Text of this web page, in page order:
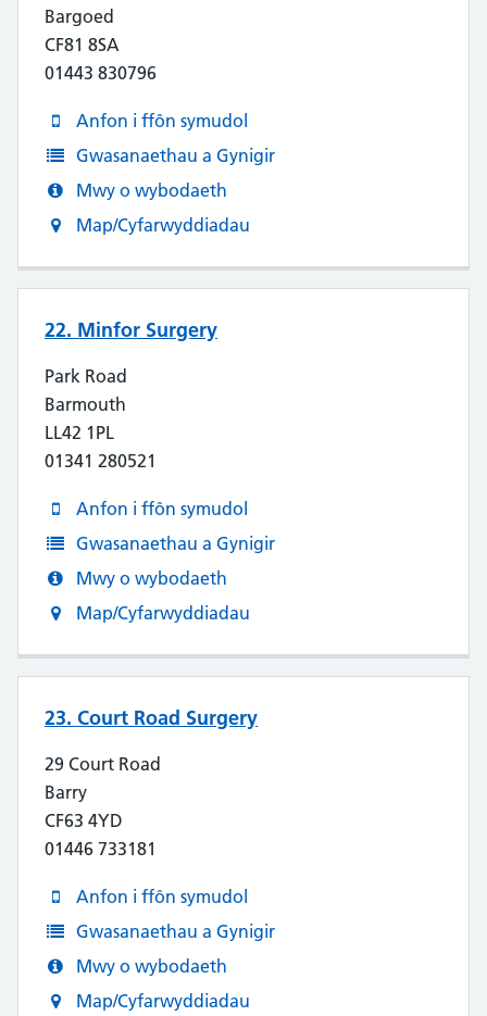
Bargoed
CF81 8SA
01443 830796
Anfon i ffôn symudol
Gwasanaethau a Gynigir
Mwy o wybodaeth
Map/Cyfarwyddiadau
22. Minfor Surgery
Park Road
Barmouth
LL42 1PL
01341 280521
Anfon i ffôn symudol
Gwasanaethau a Gynigir
Mwy o wybodaeth
Map/Cyfarwyddiadau
23. Court Road Surgery
29 Court Road
Barry
CF63 4YD
01446 733181
Anfon i ffôn symudol
Gwasanaethau a Gynigir
Mwy o wybodaeth
Map/Cyfarwyddiadau